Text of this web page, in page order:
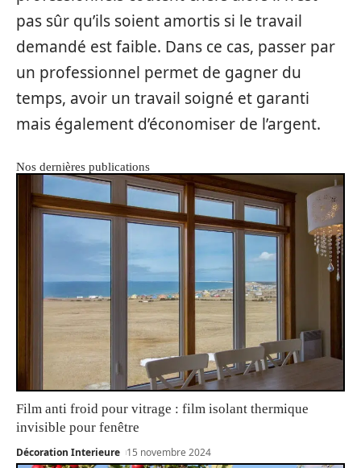
pas sûr qu’ils soient amortis si le travail
demandé est faible. Dans ce cas, passer par
un professionnel permet de gagner du
temps, avoir un travail soigné et garanti
mais également d’économiser de l’argent.
Nos dernières publications
Film anti froid pour vitrage : film isolant thermique
invisible pour fenêtre
Décoration Interieure 15 novembre 2024